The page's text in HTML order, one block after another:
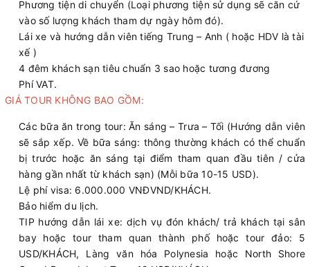
Phương tiện di chuyển (Loại phương tiện sử dụng sẽ căn cứ
vào số lượng khách tham dự ngày hôm đó).
Lái xe và hướng dẫn viên tiếng Trung – Anh ( hoặc HDV là tài
xế )
4 đêm khách sạn tiêu chuẩn 3 sao hoặc tương đương
Phí VAT.
GIÁ TOUR KHÔNG BAO GỒM:
Các bữa ăn trong tour: Ăn sáng – Trưa – Tối (Hướng dẫn viên
sẽ sắp xếp. Về bữa sáng: thông thường khách có thể chuẩn
bị trước hoặc ăn sáng tại điểm tham quan đầu tiên / cửa
hàng gần nhất từ khách sạn) (Mỗi bữa 10-15 USD).
Lệ phí visa: 6.000.000 VNĐVND/KHÁCH.
Bảo hiểm du lịch.
TIP hướng dẫn lái xe: dịch vụ đón khách/ trả khách tại sân
bay hoặc tour tham quan thành phố hoặc tour đảo: 5
USD/KHÁCH, Làng văn hóa Polynesia hoặc North Shore